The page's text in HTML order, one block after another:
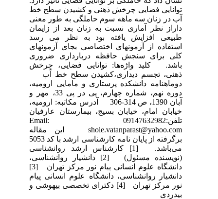
توانایی فضایی چرخش ذهنی و کشیدن سطح خط
آب در زنان سه ماهه سوم حاملگی به طور معنی
داراز نظر آماری نسبت به زنان بعد از زایمان
طبیعی افزایش یافته بود به نظر می رسد
استفاده از آزمون­های اختصاصی بجای آزمونهای
کلی برای سنجش حافظه دربارداری ضروری
باشد. کلید واژه‌ها: توانایی فضایی، چرخش
ذهنی، تجسم دیداری،کشیدن سطح خط آب
دوماهنامه دانشکده پرستاری و مامایی ارومیه،
دوره نهم، شماره چهارم، پی در پی 33، مهر و
آبان 1390، ص 314-306 آدرس مکاتبه: ارومیه،
خیابان امام، خیابان بسیج، بیمارستان عارفیان
تلفن:09147632982 Email:
shole.vatanparast@yahoo.com این مقاله
برگرفته از پایان نامه کارشناسی ارشد با کد 5053
می‌باشد. [1] کارشناس ارشد روانشناسی
(نویسنده مسئول) [2] دانشیار روانشناسی،
دانشگاه علوم انسانی پیام نور مرکز تهران [3]
دانشیار روانشناسی، دانشگاه علوم انسانی پیام
نور مرکز تهران [4] دکترای تخصصی بیهوشی و
بی­دردی